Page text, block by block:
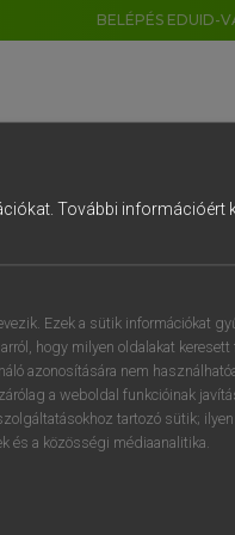
BELÉPÉS EDUID-
További információért
Ezek a sütik információkat
hogy milyen oldalakat keresett
azonosítására nem
a weboldal funkcióinak
tartozó sütik;
és a közösségi médiaanalitika.
6 7 8 9
z u i
j k l é
b n m , .